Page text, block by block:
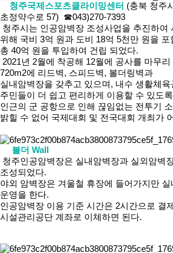
청주국제스포츠클라이밍센터 (충북 청주
초정약수로 57) ☎043)270-7393
청주시는 인공암벽장 조성사업을 추진하여
위해 국비 3억 원과 도비 18억 5천만 원을 포
총 40억 원을 투입하여 건립 되었다.
2021년 2월에 착공해 12월에 공사를 마무
720m2에 리드벽, 스피드벽, 볼더링벽과
실내암벽장을 갖추고 있으며, 내수 생활체
주민들이 더 쉽고 편리하게 이용할 수 있도
인근의 군 공항으로 인해 끊임없는 전투기
밝힐 수 없어 국제대회 및 전국대회 개최가
볼더 Wall
청주인공암벽장은 실내암벽장과 실외암벽
조성되었다.
야외 암벽장은 겨울철 휴장에 들어가지만
운영을 한다.
인공암벽장 이용 기준 시간은 2시간으로 결
시설관리공단 계좌로 이체하면 된다.